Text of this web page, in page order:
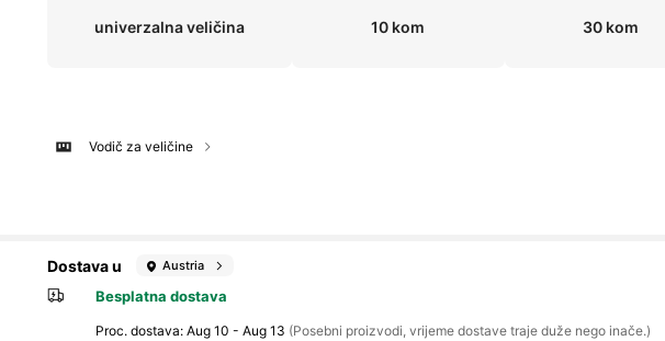
univerzalna veličina 10 kom 30 kom
Vodič za veličine
Dostava u Austria
Besplatna dostava
Proc. dostava:Aug 10 - Aug 13 (Posebni proizvodi, vrijeme dostave traje duže nego inače.)